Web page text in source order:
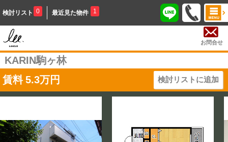
検討リスト 0 最近見た物件 1
お問合せ
KARIN駒ヶ林
賃料 5.3万円 検討リストに追加